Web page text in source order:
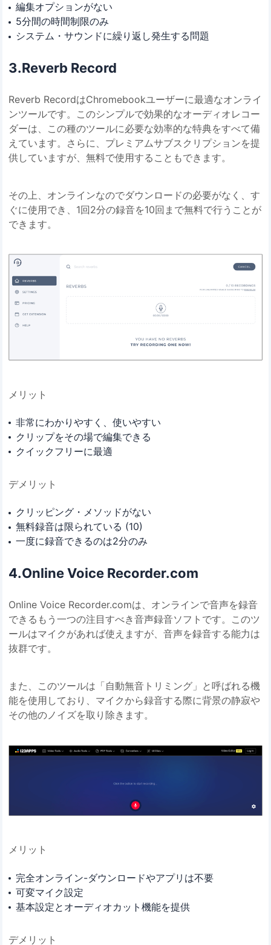
編集オプションがない
5分間の時間制限のみ
システム・サウンドに繰り返し発生する問題
3.Reverb Record
Reverb RecordはChromebookユーザーに最適なオンライ
ンツールです。このシンプルで効果的なオーディオレコー
ダーは、この種のツールに必要な効率的な特典をすべて備
えています。さらに、プレミアムサブスクリプションを提
供していますが、無料で使用することもできます。
その上、オンラインなのでダウンロードの必要がなく、す
ぐに使用でき、1回2分の録音を10回まで無料で行うことが
できます。
メリット
非常にわかりやすく、使いやすい
クリップをその場で編集できる
クイックフリーに最適
デメリット
クリッピング・メソッドがない
無料録音は限られている (10)
一度に録音できるのは2分のみ
4.Online Voice Recorder.com
Online Voice Recorder.comは、オンラインで音声を録音
できるもう一つの注目すべき音声録音ソフトです。このツ
ールはマイクがあれば使えますが、音声を録音する能力は
抜群です。
また、このツールは「自動無音トリミング」と呼ばれる機
能を使用しており、マイクから録音する際に背景の静寂や
その他のノイズを取り除きます。
メリット
完全オンライン-ダウンロードやアプリは不要
可変マイク設定
基本設定とオーディオカット機能を提供
デメリット